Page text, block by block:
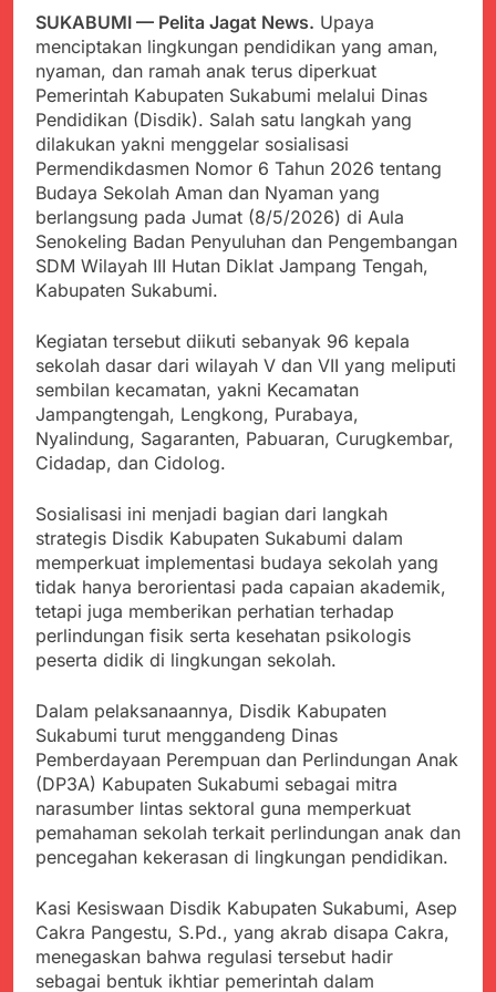
Angkat Bicara
Satgas Yonif 310/KK
Lakukan Pengecatan
Dan Pembenahan
Juli 21, 2024
Kadinkes kab. Sukabumi
Angkat Bicara Terkait
Dugaan pembelian obat
yang akan Kadaluarsa
oleh Puskesmas
Juli 21, 2024
Diduga Pembelian Obat
oleh Puskesmas di
Kab. Sukabumi yang
akan Kadaluarsa.
Juli 20, 2024
Tunjukan
Perhatiannya, Satgas
Yonif 310/KK Berikan
Bantuan Duka Cita
Juli 20, 2024
Terbaru Kasus Dago
Elos
Juli 20, 2024
Kejaksaan Negeri Kab
Sukabumi didesak usut
Tuntas Dugaan
penyelewengan
Pengadaan Buku Simi
Juli 19, 2024
Diduga Kuat
Inspektorat Kab,
Anggaran Thn 2023.
Sambut Tahun Ajaran
Baru, Satgas Yonif
310/KK Ajak Pelajar
Bersihkan Lingkungan
Sekolah
Juli 19, 2024
Selisih APBD Tahun
2023 Kab.Sukabumi
Sebesar Rp 31 Miliar
Juli 16, 2024
Ketua DPD JWI
Sukabumi Raya
Verifikasi Isu Dugaan
terhadap Kepala KUA
Pabuaran
Agustus 8, 2026
Aksi Humanis Polri:
Kapolsek Kebonpedes
Bantu Lansia dengan
Kursi Roda, Warga Haru
dan Bersyukur
Agustus 7, 2026
Data Ganda Capai 6
Juta, BGN Benahi Basis
Penerima Program
Makan Bergizi Gratis
Agustus 6, 2026
Zulhas Pastikan SPPG
Pekan Ini, Integrasi
Data MBG Hampir
Rampung
Agustus 6, 2026
Bobby Maulana Pastikan
Kawasan Kuliner Ahmad
SUKABUMI — Pelita Jagat News. Upaya
menciptakan lingkungan pendidikan yang aman,
nyaman, dan ramah anak terus diperkuat
Pemerintah Kabupaten Sukabumi melalui Dinas
Pendidikan (Disdik). Salah satu langkah yang
dilakukan yakni menggelar sosialisasi
Permendikdasmen Nomor 6 Tahun 2026 tentang
Budaya Sekolah Aman dan Nyaman yang
berlangsung pada Jumat (8/5/2026) di Aula
Senokeling Badan Penyuluhan dan Pengembangan
SDM Wilayah III Hutan Diklat Jampang Tengah,
Kabupaten Sukabumi.
Kegiatan tersebut diikuti sebanyak 96 kepala
sekolah dasar dari wilayah V dan VII yang meliputi
sembilan kecamatan, yakni Kecamatan
Jampangtengah, Lengkong, Purabaya,
Nyalindung, Sagaranten, Pabuaran, Curugkembar,
Cidadap, dan Cidolog.
Sosialisasi ini menjadi bagian dari langkah
strategis Disdik Kabupaten Sukabumi dalam
memperkuat implementasi budaya sekolah yang
tidak hanya berorientasi pada capaian akademik,
tetapi juga memberikan perhatian terhadap
perlindungan fisik serta kesehatan psikologis
peserta didik di lingkungan sekolah.
Dalam pelaksanaannya, Disdik Kabupaten
Sukabumi turut menggandeng Dinas
Pemberdayaan Perempuan dan Perlindungan Anak
(DP3A) Kabupaten Sukabumi sebagai mitra
narasumber lintas sektoral guna memperkuat
pemahaman sekolah terkait perlindungan anak dan
pencegahan kekerasan di lingkungan pendidikan.
Kasi Kesiswaan Disdik Kabupaten Sukabumi, Asep
Cakra Pangestu, S.Pd., yang akrab disapa Cakra,
menegaskan bahwa regulasi tersebut hadir
sebagai bentuk ikhtiar pemerintah dalam